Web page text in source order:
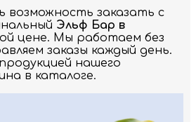
возможность заказать с
Эльф Бар в
цене. Мы работаем без
заказы каждый день.
нашего
в каталоге.